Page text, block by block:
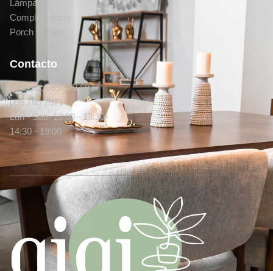
Lámparas
Complementos
Porch y Patio
Contacto
Ambato: 099 373 6977 -
098 785 2871
Lun - Sab: 10:00 - 13:30-
14:30 - 19:00